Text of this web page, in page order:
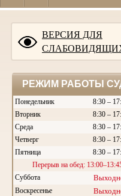
ВЕРСИЯ ДЛЯ
РЕЖИМ РАБОТЫ
Понедельник
8:30 –
Вторник
8:30 –
Среда
8:30 –
Четверг
8:30 –
Пятница
8:30 –
Перерыв на обед:
Суббота
Воскресенье